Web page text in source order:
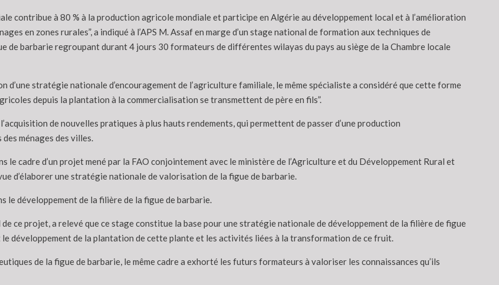
contribue à 80 % à la production agricole mondiale et participe en Algérie au développement local et à l’amélioration
en zones rurales”, a indiqué à l’APS M. Assaf en marge d’un stage national de formation aux techniques de
de barbarie regroupant durant 4 jours 30 formateurs de différentes wilayas du pays au siège de la Chambre locale
d’une stratégie nationale d’encouragement de l’agriculture familiale, le même spécialiste a considéré que cette forme
depuis la plantation à la commercialisation se transmettent de père en fils”.
de nouvelles pratiques à plus hauts rendements, qui permettent de passer d’une production
ménages des villes.
cadre d’un projet mené par la FAO conjointement avec le ministère de l’Agriculture et du Développement Rural et
d’élaborer une stratégie nationale de valorisation de la figue de barbarie.
le développement de la filière de la figue de barbarie.
ce projet, a relevé que ce stage constitue la base pour une stratégie nationale de développement de la filière de figue
le développement de la plantation de cette plante et les activités liées à la transformation de ce fruit.
de la figue de barbarie, le même cadre a exhorté les futurs formateurs à valoriser les connaissances qu’ils